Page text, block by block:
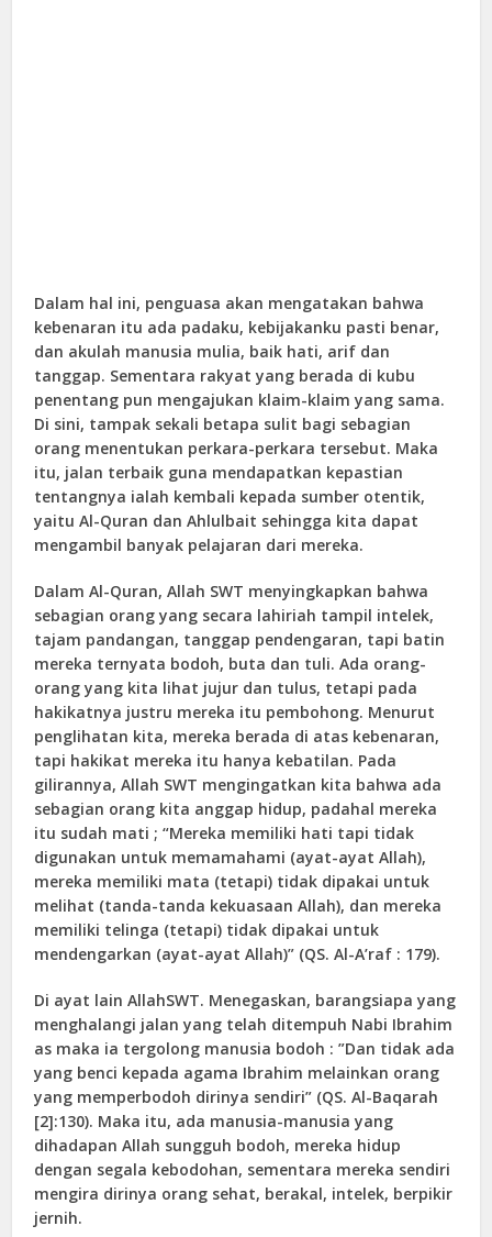
Dalam hal ini, penguasa akan mengatakan bahwa
kebenaran itu ada padaku, kebijakanku pasti benar,
dan akulah manusia mulia, baik hati, arif dan
tanggap. Sementara rakyat yang berada di kubu
penentang pun mengajukan klaim-klaim yang sama.
Di sini, tampak sekali betapa sulit bagi sebagian
orang menentukan perkara-perkara tersebut. Maka
itu, jalan terbaik guna mendapatkan kepastian
tentangnya ialah kembali kepada sumber otentik,
yaitu Al-Quran dan Ahlulbait sehingga kita dapat
mengambil banyak pelajaran dari mereka.
Dalam Al-Quran, Allah SWT menyingkapkan bahwa
sebagian orang yang secara lahiriah tampil intelek,
tajam pandangan, tanggap pendengaran, tapi batin
mereka ternyata bodoh, buta dan tuli. Ada orang-
orang yang kita lihat jujur dan tulus, tetapi pada
hakikatnya justru mereka itu pembohong. Menurut
penglihatan kita, mereka berada di atas kebenaran,
tapi hakikat mereka itu hanya kebatilan. Pada
gilirannya, Allah SWT mengingatkan kita bahwa ada
sebagian orang kita anggap hidup, padahal mereka
itu sudah mati ; “Mereka memiliki hati tapi tidak
digunakan untuk memamahami (ayat-ayat Allah),
mereka memiliki mata (tetapi) tidak dipakai untuk
melihat (tanda-tanda kekuasaan Allah), dan mereka
memiliki telinga (tetapi) tidak dipakai untuk
mendengarkan (ayat-ayat Allah)” (QS. Al-A’raf : 179).
Di ayat lain AllahSWT. Menegaskan, barangsiapa yang
menghalangi jalan yang telah ditempuh Nabi Ibrahim
as maka ia tergolong manusia bodoh : ”Dan tidak ada
yang benci kepada agama Ibrahim melainkan orang
yang memperbodoh dirinya sendiri” (QS. Al-Baqarah
[2]:130). Maka itu, ada manusia-manusia yang
dihadapan Allah sungguh bodoh, mereka hidup
dengan segala kebodohan, sementara mereka sendiri
mengira dirinya orang sehat, berakal, intelek, berpikir
jernih.